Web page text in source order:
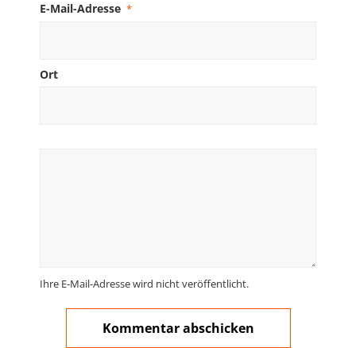
E-Mail-Adresse *
Ort
Ihre E-Mail-Adresse wird nicht veröffentlicht.